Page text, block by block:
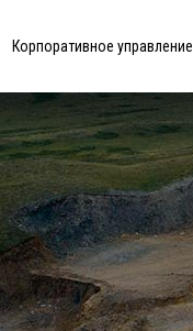
Корпоративное управление